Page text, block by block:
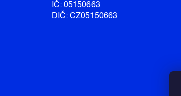
IČ: 05150663
DIČ: CZ05150663